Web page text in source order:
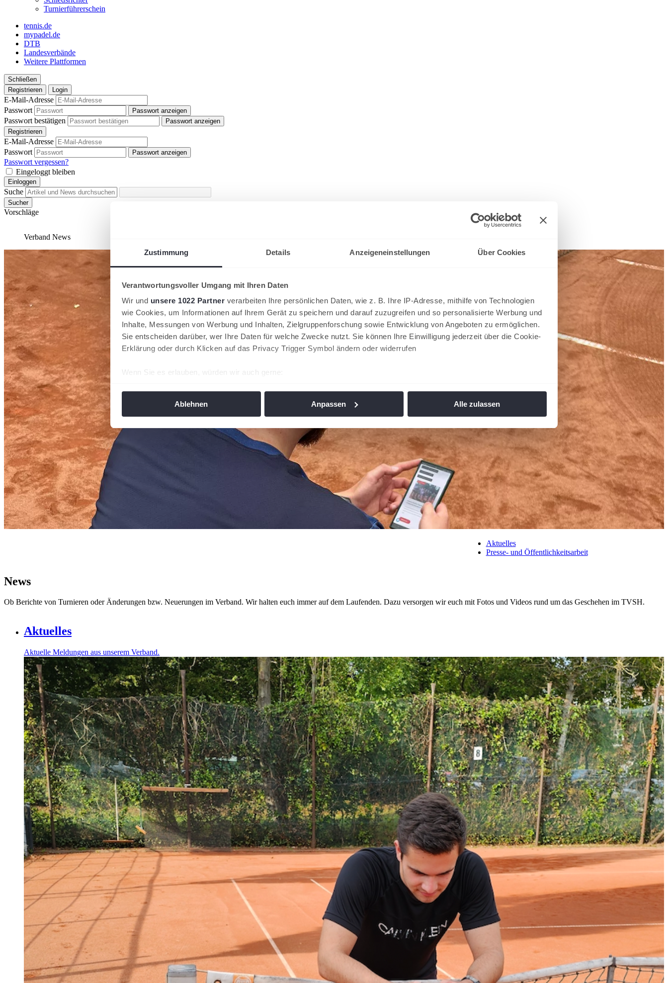
Zustimmung Details Anzeigeneinstellungen Über Cookies
Verantwortungsvoller Umgang mit Ihren Daten
Wir und unsere 1022 Partner verarbeiten Ihre persönlichen Daten, wie z. B. Ihre IP-Adresse, mithilfe von Technologien
wie Cookies, um Informationen auf Ihrem Gerät zu speichern und darauf zuzugreifen und so personalisierte Werbung und
Inhalte, Messungen von Werbung und Inhalten, Zielgruppenforschung sowie Entwicklung von Angeboten zu ermöglichen.
Sie entscheiden darüber, wer Ihre Daten für welche Zwecke nutzt. Sie können Ihre Einwilligung jederzeit über die Cookie-
Erklärung oder durch Klicken auf das Privacy Trigger Symbol ändern oder widerrufen
Wenn Sie es erlauben, würden wir auch gerne:
Wir verwenden Cookies, um Inhalte und Anzeigen zu personalisieren, Funktionen für soziale Medien anbieten zu können
und die Zugriffe auf unsere Website zu analysieren. Außerdem geben wir Informationen zu Ihrer Verwendung unserer
Website an unsere Partner für soziale Medien, Werbung und Analysen weiter. Unsere Partner führen diese Informationen
möglicherweise mit weiteren Daten zusammen, die Sie ihnen bereitgestellt haben oder die sie im Rahmen Ihrer Nutzung
können jederzeit über den Link im Footer aufgerufen und
Ablehnen Anpassen Alle zulassen
Turnierführerschein
tennis.de
mypadel.de
DTB
Landesverbände
Weitere Plattformen
Schließen
Registrieren
Login
E-Mail-Adresse
Passwort
Passwort anzeigen
Passwort bestätigen
Passwort anzeigen
Registrieren
E-Mail-Adresse
Passwort
Passwort anzeigen
Passwort vergessen?
Eingeloggt bleiben
Einloggen
Suche
Sucher
Vorschläge
Verband News
Aktuelles
Presse- und Öffentlichkeitsarbeit
News
Ob Berichte von Turnieren oder Änderungen bzw. Neuerungen im Verband. Wir halten euch immer auf dem Laufenden. Dazu versorgen wir euch mit Fotos und Videos rund um das Geschehen im TVSH.
Aktuelles
Aktuelle Meldungen aus unserem Verband.